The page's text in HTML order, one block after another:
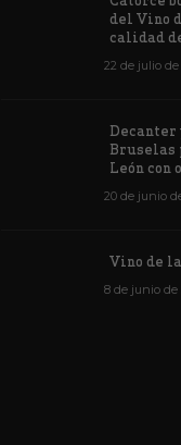
Vino de la DO León
1174
del Vino
calidad
22 de julio de
Decanter
Bruselas
León con
20 de junio
Vino de
8 de junio de